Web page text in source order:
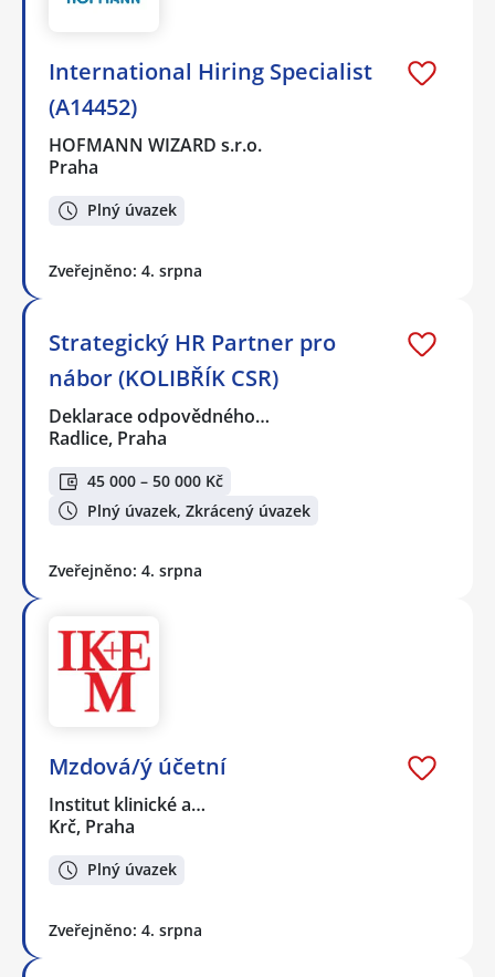
International Hiring Specialist
(A14452)
HOFMANN WIZARD s.r.o.
Praha
Plný úvazek
Zveřejněno: 4. srpna
Strategický HR Partner pro
nábor (KOLIBŘÍK CSR)
Deklarace odpovědného…
Radlice, Praha
45 000 – 50 000 Kč
Plný úvazek, Zkrácený úvazek
Zveřejněno: 4. srpna
Mzdová/ý účetní
Institut klinické a…
Krč, Praha
Plný úvazek
Zveřejněno: 4. srpna